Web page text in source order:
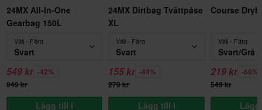
24MX All-In-One
Gearbag 150L
Välj - Färg
Svart
549 kr -42%
949 kr
Lägg till i
24MX Dirtbag Tvättpåse
XL
Välj - Färg
Svart
155 kr -44%
279 kr
Lägg till i
Course
Välj - Färg
Svart/Grå
219 kr -60%
549 kr